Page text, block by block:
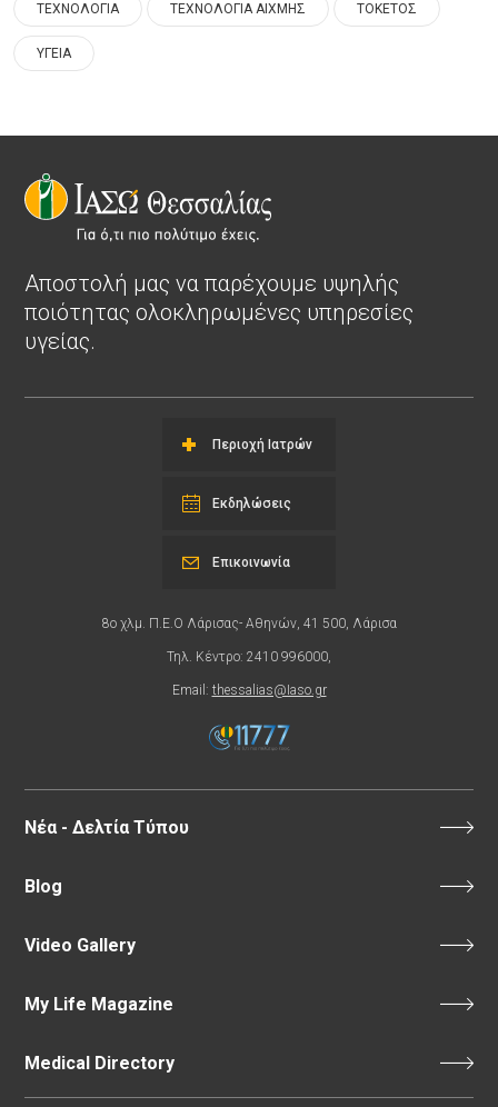
ΤΕΧΝΟΛΟΓΙΑ ΤΕΧΝΟΛΟΓΙΑ ΑΙΧΜΗΣ ΤΟΚΕΤΟΣ
ΥΓΕΙΑ
Αποστολή μας να παρέχουμε υψηλής
ποιότητας ολοκληρωμένες υπηρεσίες
υγείας.
Περιοχή Ιατρών
Εκδηλώσεις
8ο χλμ. Π.Ε.Ο Λάρισας- Αθηνών, 41 500, Λάρισα
Τηλ. Κέντρο: 2410 996000,
Email: thessalias@Iaso.gr
Επικοινωνία
Νέα - Δελτία Τύπου
Blog
Video Gallery
My Life Magazine
Medical Directory